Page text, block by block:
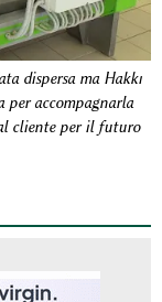
dispersa ma Hakkı
per accompagnarla
cliente per il futuro